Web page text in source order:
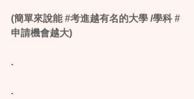
(簡單來說能 ‪#‎考進越有名的大學‬ /學科 ‪#‎
申請機會越大‬)
.
.